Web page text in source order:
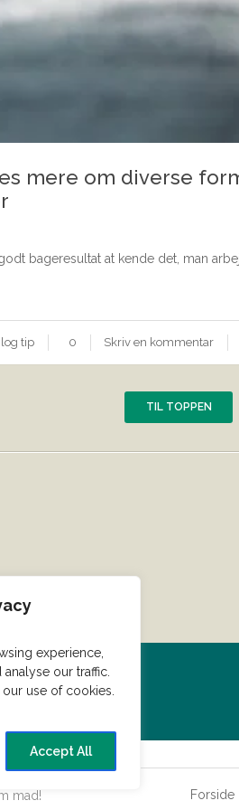
experience,
our traffic.
use of cookies.
Accept All
mere om diverse
bageresultat at kende det, man
tip 0 Skriv en kommentar
TIL TOPPEN
vil dele?
mad! Forside